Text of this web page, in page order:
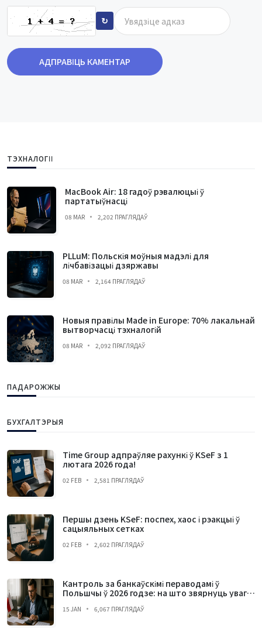
↻
АДПРАВІЦЬ КАМЕНТАР
ТЭХНАЛОГІІ
MacBook Air: 18 гадоў рэвалюцыі ў
партатыўнасці
08 MAR 2,202 ПРАГЛЯДАЎ
PLLuM: Польскія моўныя мадэлі для
лічбавізацыі дзяржавы
08 MAR 2,164 ПРАГЛЯДАЎ
Новыя правілы Made in Europe: 70% лакальнай
вытворчасці тэхналогій
08 MAR 2,092 ПРАГЛЯДАЎ
ПАДАРОЖЖЫ
БУХГАЛТЭРЫЯ
Time Group адпраўляе рахункі ў KSeF з 1
лютага 2026 года!
02 FEB 2,581 ПРАГЛЯДАЎ
Першы дзень KSeF: поспех, хаос і рэакцыі ў
сацыяльных сетках
02 FEB 2,602 ПРАГЛЯДАЎ
Кантроль за банкаўскімі пераводамі ў
Польшчы ў 2026 годзе: на што звярнуць увагу і
15 JAN 6,067 ПРАГЛЯДАЎ